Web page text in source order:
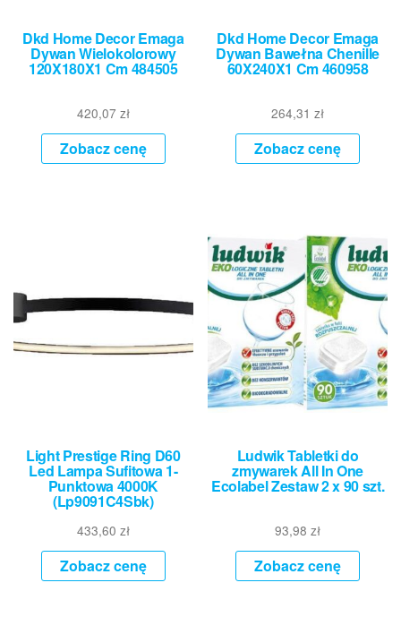
Dkd Home Decor Emaga
Dywan Wielokolorowy
120X180X1 Cm 484505
420,07 zł
Zobacz cenę
Dkd Home Decor Emaga
Dywan Bawełna Chenille
60X240X1 Cm 460958
264,31zł
Zobacz cenę
Light Prestige Ring D60
Led Lampa Sufitowa 1-
Punktowa 4000K
(Lp9091C4Sbk)
433,60 zł
Zobacz cenę
Ludwik Tabletki do
zmywarek All In One
Ecolabel Zestaw 2 x 90 szt.
93,98zł
Zobacz cenę